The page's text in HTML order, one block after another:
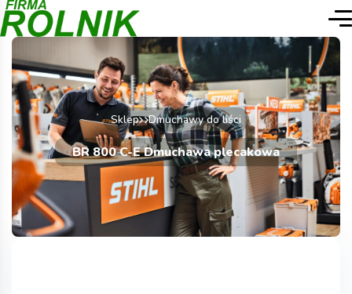
Sklep Dmuchawy do liści
BR 800 C-E Dmuchawa plecakowa